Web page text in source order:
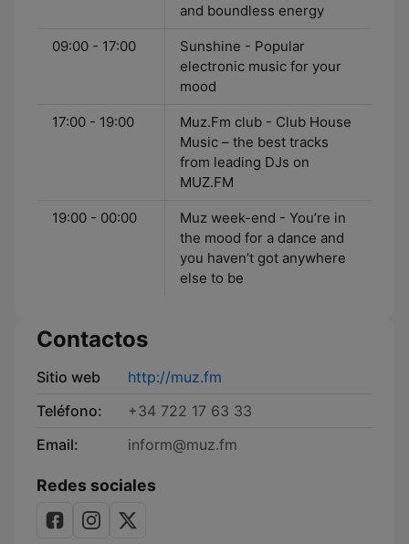
and boundless energy
09:00 - 17:00
Sunshine - Popular
electronic music for your
mood
17:00 - 19:00
Muz.Fm club - Club House
Music – the best tracks
from leading DJs on
MUZ.FM
19:00 - 00:00
Muz week-end - You’re in
the mood for a dance and
you haven’t got anywhere
else to be
Contactos
Sitio web
http://muz.fm
Teléfono:
+34 722 17 63 33
Email:
inform@muz.fm
Redes sociales